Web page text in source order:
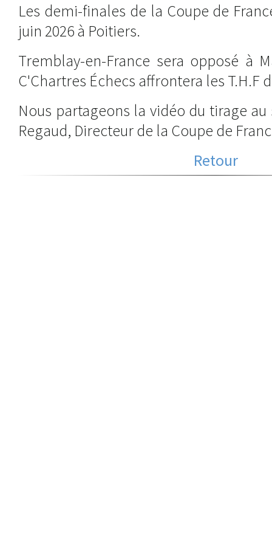
Les demi-finales de la Coupe de
juin 2026 à Poitiers.
Tremblay-en-France sera opposé à
C'Chartres Échecs affrontera les T.H.F
Nous partageons la vidéo du tirage
Regaud, Directeur de la Coupe de
Retour